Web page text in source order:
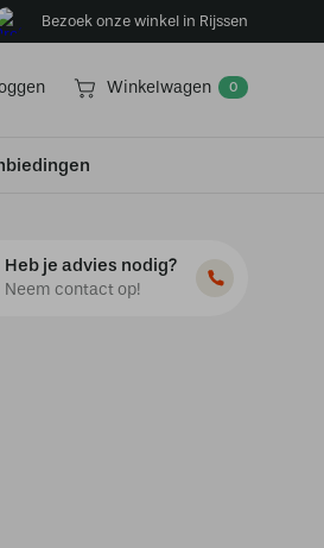
Bezoek onze winkel in Rijssen
Winkelwagen 0
Heb je advies nodig?
Neem contact op!